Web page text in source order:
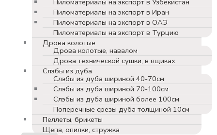
Пиломатериалы на экспорт в Иран
Пиломатериалы на экспорт в ОАЭ
Пиломатериалы на экспорт в Турцию
Дрова колотые
Дрова колотые, навалом
Дрова технической сушки, в ящиках
Слэбы из дуба
Слэбы из дуба шириной 40-70см
Слэбы из дуба шириной 70-100см
Слэбы из дуба шириной более 100см
Поперечные срезы дуба толщиной 10см
Пеллеты, брикеты
Щепа, опилки, стружка